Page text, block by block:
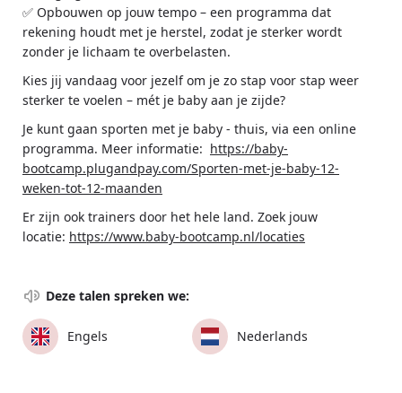
✅ Opbouwen op jouw tempo – een programma dat
rekening houdt met je herstel, zodat je sterker wordt
zonder je lichaam te overbelasten.
Kies jij vandaag voor jezelf om je zo stap voor stap weer
sterker te voelen – mét je baby aan je zijde?
Je kunt gaan sporten met je baby - thuis, via een online
programma. Meer informatie: https://baby-
bootcamp.plugandpay.com/Sporten-met-je-baby-12-
weken-tot-12-maanden
Er zijn ook trainers door het hele land. Zoek jouw
locatie: https://www.baby-bootcamp.nl/locaties
Deze talen spreken we:
Engels Nederlands